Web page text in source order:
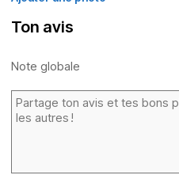
Ton avis
Note globale